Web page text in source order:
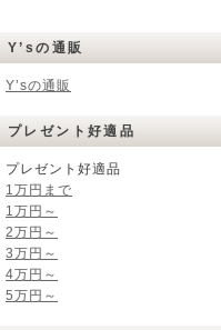
Y’sの通販
Y’sの通販
プレゼント好適品
プレゼント好適品
1万円まで
1万円～
2万円～
3万円～
4万円～
5万円～